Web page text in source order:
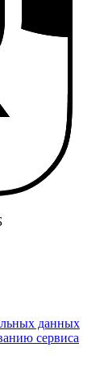
данных
сервиса